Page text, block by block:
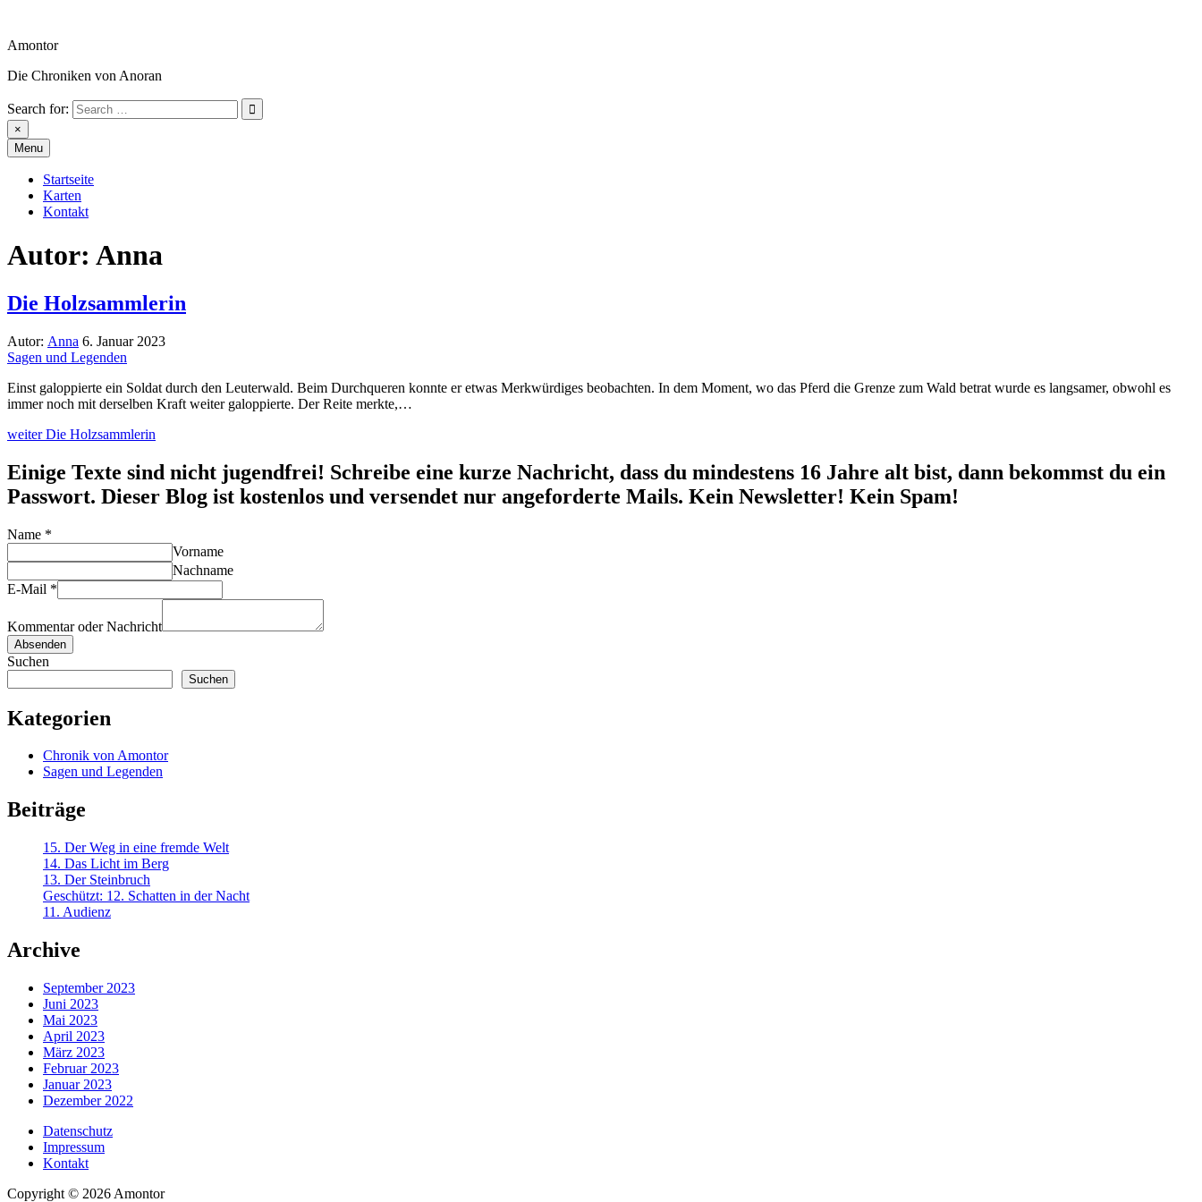
content
Amontor
Die Chroniken von Anoran
Amontor
Search for:
×
Menu
Startseite
Karten
Kontakt
Autor: Anna
Die Holzsammlerin
Autor: Anna 6. Januar 2023
Sagen und Legenden
Einst galoppierte ein Soldat durch den Leuterwald. Beim Durchqueren konnte er etwas Merkwürdiges beobachten. In dem Moment, wo das Pferd die Grenze zum Wald betrat wurde es langsamer, obwohl es
immer noch mit derselben Kraft weiter galoppierte. Der Reite merkte,…
weiterDie Holzsammlerin
Einige Texte sind nicht jugendfrei! Schreibe eine kurze Nachricht, dass du mindestens 16 Jahre alt bist, dann bekommst du ein
Passwort. Dieser Blog ist kostenlos und versendet nur angeforderte Mails. Kein Newsletter! Kein Spam!
Name *
Vorname
Nachname
E-Mail *
Kommentar oder Nachricht
Absenden
Suchen
Suchen
Kategorien
Chronik von Amontor
Sagen und Legenden
Beiträge
15. Der Weg in eine fremde Welt
14. Das Licht im Berg
13. Der Steinbruch
Geschützt: 12. Schatten in der Nacht
11. Audienz
Archive
September 2023
Juni 2023
Mai 2023
April 2023
März 2023
Februar 2023
Januar 2023
Dezember 2022
Datenschutz
Impressum
Kontakt
Copyright © 2026 Amontor